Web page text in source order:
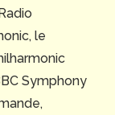
le
Symphony